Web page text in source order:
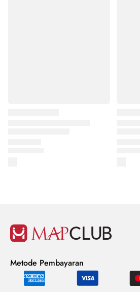
Metode Pembayaran